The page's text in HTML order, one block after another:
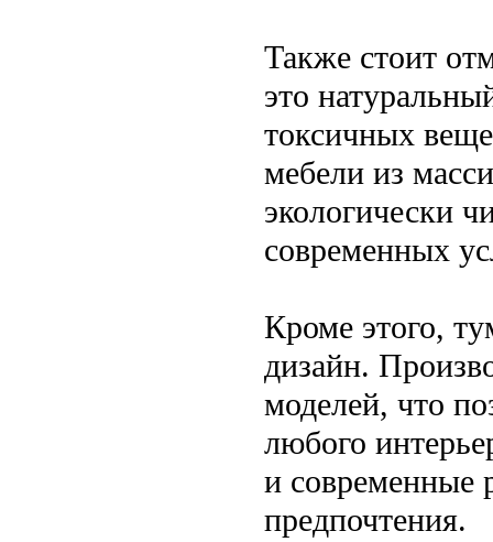
Также стоит
это
токсичных
мебели из
экологически
современных
Кроме этого,
дизайн.
моделей, что
любого
и современные
предпочтения.